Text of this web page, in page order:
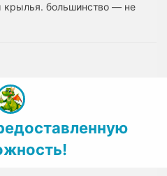
большинство — не